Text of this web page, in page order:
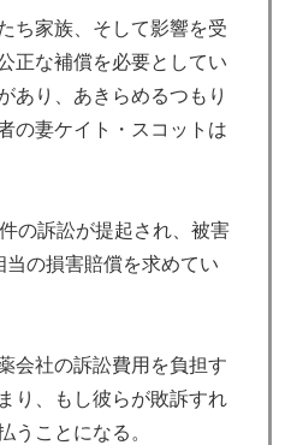
ち家族、そして影響を受
正な補償を必要としてい
あり、あきらめるつもり
の妻ケイト・スコットは
の訴訟が提起され、被害
の損害賠償を求めてい
会社の訴訟費用を負担す
り、もし彼らが敗訴すれ
うことになる。